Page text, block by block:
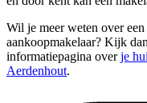
Wil je meer weten over
aankoopmakelaar? Kijk
informatiepagina overje
Aerdenhout.